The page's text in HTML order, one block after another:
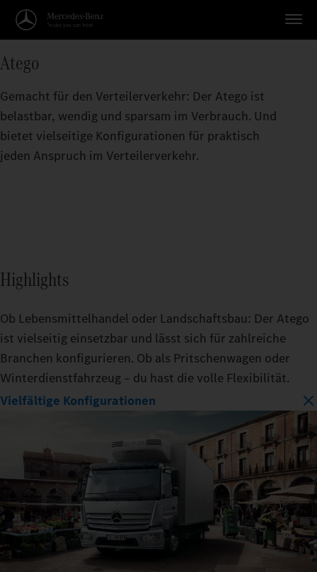
Atego
Gemacht für den Verteilerverkehr: Der Atego ist
belastbar, wendig und sparsam im Verbrauch. Und
bietet vielseitige Konfigurationen für praktisch
jeden Anspruch im Verteilerverkehr.
Highlights
Ob Lebensmittelhandel oder Landschaftsbau: Der Atego
ist vielseitig einsetzbar und lässt sich für zahlreiche
Branchen konfigurieren. Ob als Pritschenwagen oder
Winterdienstfahrzeug – du hast die volle Flexibilität.
Vielfältige Konfigurationen